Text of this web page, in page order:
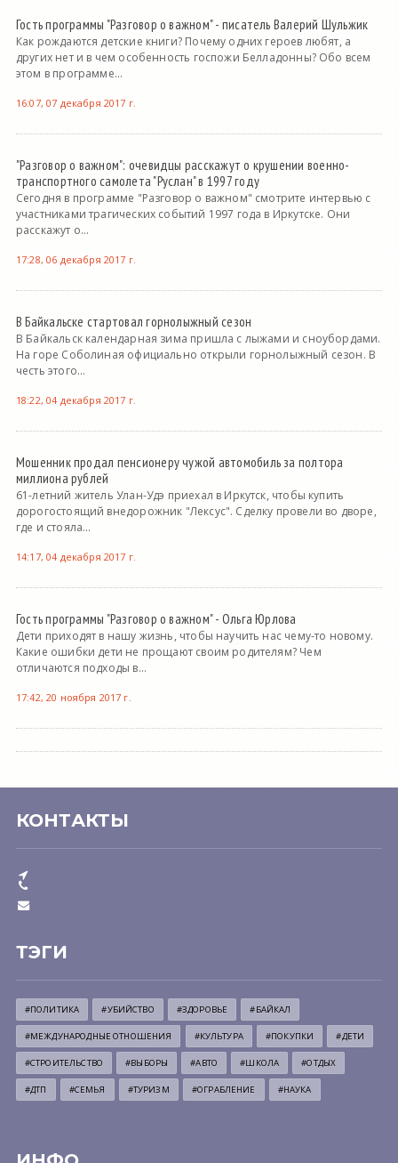
Гость программы "Разговор о важном" - писатель Валерий Шульжик
Как рождаются детские книги? Почему одних героев любят, а
других нет и в чем особенность госпожи Белладонны? Обо всем
этом в программе...
16:07, 07 декабря 2017 г.
"Разговор о важном": очевидцы расскажут о крушении военно-
транспортного самолета "Руслан" в 1997 году
Сегодня в программе "Разговор о важном" смотрите интервью с
участниками трагических событий 1997 года в Иркутске. Они
расскажут о...
17:28, 06 декабря 2017 г.
В Байкальске стартовал горнолыжный сезон
В Байкальск календарная зима пришла с лыжами и сноубордами.
На горе Соболиная официально открыли горнолыжный сезон. В
честь этого...
18:22, 04 декабря 2017 г.
Мошенник продал пенсионеру чужой автомобиль за полтора
миллиона рублей
61-летний житель Улан-Удэ приехал в Иркутск, чтобы купить
дорогостоящий внедорожник "Лексус". Сделку провели во дворе,
где и стояла...
14:17, 04 декабря 2017 г.
Гость программы "Разговор о важном" - Ольга Юрлова
Дети приходят в нашу жизнь, чтобы научить нас чему-то новому.
Какие ошибки дети не прощают своим родителям? Чем
отличаются подходы в...
17:42, 20 ноября 2017 г.
КОНТАКТЫ
ТЭГИ
#ПОЛИТИКА #УБИЙСТВО #ЗДОРОВЬЕ #БАЙКАЛ
#МЕЖДУНАРОДНЫЕ ОТНОШЕНИЯ #КУЛЬТУРА #ПОКУПКИ #ДЕТИ
#СТРОИТЕЛЬСТВО #ВЫБОРЫ #АВТО #ШКОЛА #ОТДЫХ
#ДТП #СЕМЬЯ #ТУРИЗМ #ОГРАБЛЕНИЕ #НАУКА